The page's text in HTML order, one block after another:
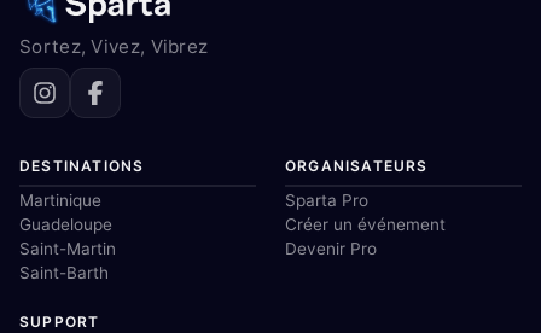
Sortez, Vivez, Vibrez
DESTINATIONS
Martinique
Guadeloupe
Saint-Martin
Saint-Barth
ORGANISATEURS
Sparta Pro
Créer un événement
Devenir Pro
SUPPORT